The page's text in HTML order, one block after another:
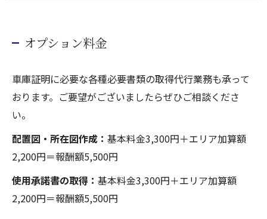
オプション料金
車庫証明に必要な各種必要書類の取得代行業務も承って
おります。ご要望がございましたらぜひご相談くださ
い。
配置図・所在図作成： 基本料金3,300円＋エリア加算額
2,200円＝報酬額5,500円
使用承諾書の取得： 基本料金3,300円＋エリア加算額
2,200円＝報酬額5,500円